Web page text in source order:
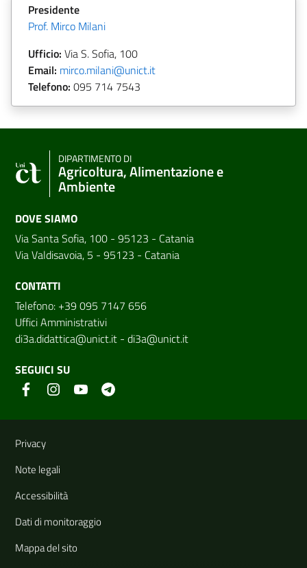
Presidente
Prof. Mirco Milani
Ufficio: Via S. Sofia, 100
Email: mirco.milani@unict.it
Telefono: 095 714 7543
DIPARTIMENTO DI
Agricoltura, Alimentazione e
Ambiente
DOVE SIAMO
Via Santa Sofia, 100 - 95123 - Catania
Via Valdisavoia, 5 - 95123 - Catania
CONTATTI
Telefono: +39 095 7147 656
Uffici Amministrativi
di3a.didattica@unict.it - di3a@unict.it
SEGUICI SU
Link e informazioni utili
Privacy
Note legali
Accessibilità
Dati di monitoraggio
Mappa del sito